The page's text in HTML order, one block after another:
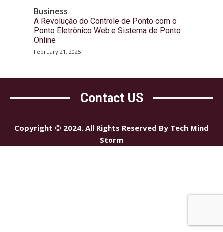
Business
A Revolução do Controle de Ponto com o
Ponto Eletrônico Web e Sistema de Ponto
Online
February 21, 2025
Contact US
Copyright © 2024. All Rights Reserved By Tech Mind
Storm